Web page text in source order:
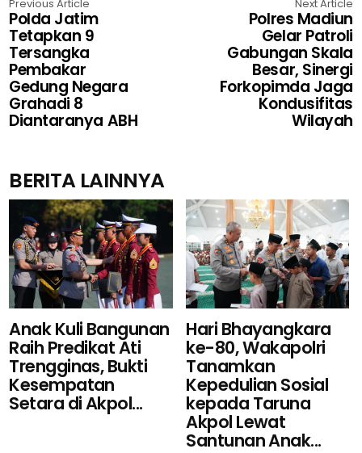
Previous Article
Polda Jatim
Tetapkan 9
Tersangka
Pembakar
Gedung Negara
Grahadi 8
Diantaranya ABH
Next Article
Polres Madiun
Gelar Patroli
Gabungan Skala
Besar, Sinergi
Forkopimda Jaga
Kondusifitas
Wilayah
BERITA LAINNYA
Anak Kuli Bangunan
Raih Predikat Ati
Trengginas, Bukti
Kesempatan
Setara di Akpol...
Hari Bhayangkara
ke-80, Wakapolri
Tanamkan
Kepedulian Sosial
kepada Taruna
Akpol Lewat
Santunan Anak...